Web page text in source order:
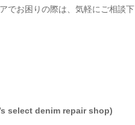
でお困りの際は、気軽にご相談
select denim repair shop)